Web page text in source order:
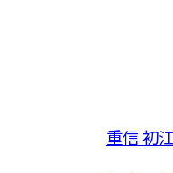
重信 初